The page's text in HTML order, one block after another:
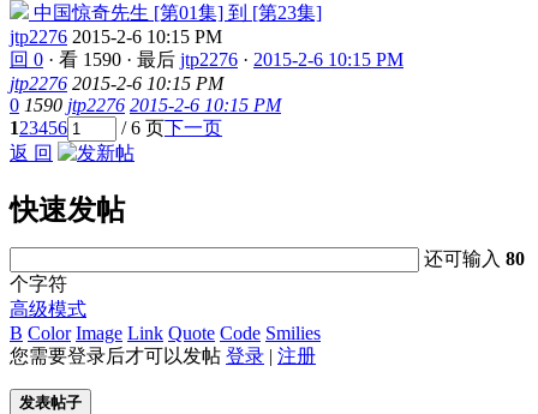
中国惊奇先生 [第01集] 到 [第23集]
jtp2276 2015-2-6 10:15 PM
回 0 · 看 1590 · 最后 jtp2276 · 2015-2-6 10:15 PM
jtp2276 2015-2-6 10:15 PM
0 1590 jtp2276 2015-2-6 10:15 PM
123456 / 6 页下一页
返 回
快速发帖
还可输入80
个字符
高级模式
B Color Image Link Quote Code Smilies
您需要登录后才可以发帖 登录 | 注册
发表帖子